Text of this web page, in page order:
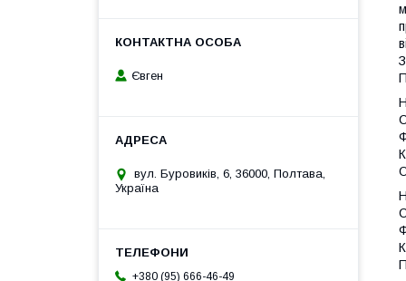
Євген
вул. Буровиків, 6, 36000, Полтава,
Україна
+380 (95) 666-46-49